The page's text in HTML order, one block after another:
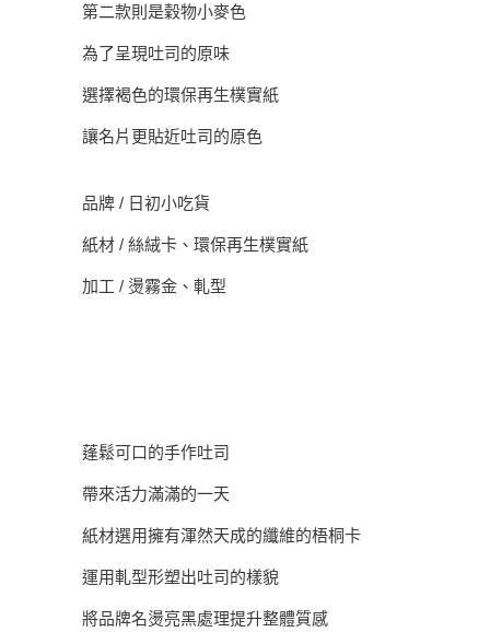
第二款則是穀物小麥色
為了呈現吐司的原味
選擇褐色的環保再生樸實紙
讓名片更貼近吐司的原色
品牌 / 日初小吃貨
紙材 / 絲絨卡、環保再生樸實紙
加工 / 燙霧金、軋型
蓬鬆可口的手作吐司
帶來活力滿滿的一天
紙材選用擁有渾然天成的纖維的梧桐卡
運用軋型形塑出吐司的樣貌
將品牌名燙亮黑處理提升整體質感